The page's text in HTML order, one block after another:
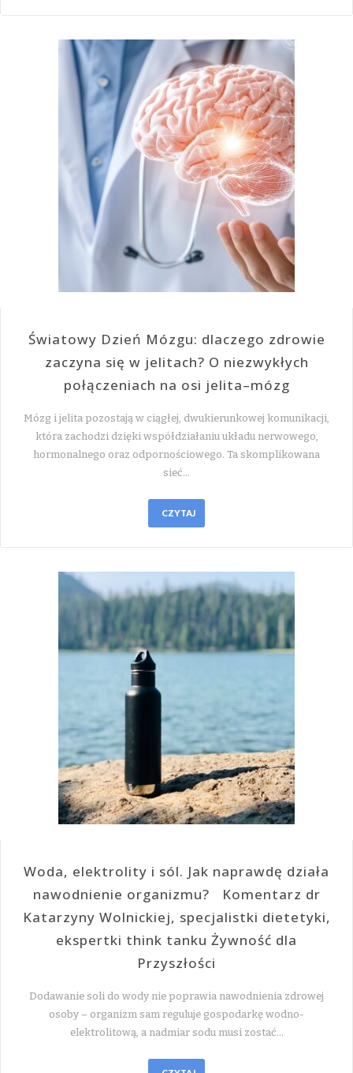
Światowy Dzień Mózgu: dlaczego zdrowie
zaczyna się w jelitach? O niezwykłych
połączeniach na osi jelita–mózg
Mózg i jelita pozostają w ciągłej, dwukierunkowej komunikacji,
która zachodzi dzięki współdziałaniu układu nerwowego,
hormonalnego oraz odpornościowego. Ta skomplikowana
sieć…
CZYTAJ
Woda, elektrolity i sól. Jak naprawdę działa
nawodnienie organizmu? Komentarz dr
Katarzyny Wolnickiej, specjalistki dietetyki,
ekspertki think tanku Żywność dla
Przyszłości
Dodawanie soli do wody nie poprawia nawodnienia zdrowej
osoby – organizm sam reguluje gospodarkę wodno-
elektrolitową, a nadmiar sodu musi zostać…